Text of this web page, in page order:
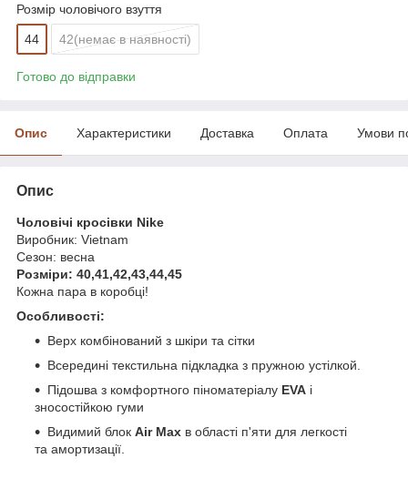
Розмір чоловічого взуття
44 42(немає в наявності)
Готово до відправки
Опис Характеристики Доставка Оплата Умови
Опис
Чоловічі кросівки Nike
Виробник: Vietnam
Сезон: весна
Розміри: 40,41,42,43,44,45
Кожна пара в коробці!
Особливості:
Верх комбінований з шкіри та сітки
Всередині текстильна підкладка з пружною устілкой.
Підошва з комфортного піноматеріалу EVA і
зносостійкою гуми
Видимий блок Air Max в області п'яти для легкості
та амортизації.